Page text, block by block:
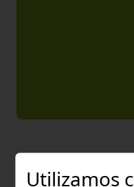
Utilizamos